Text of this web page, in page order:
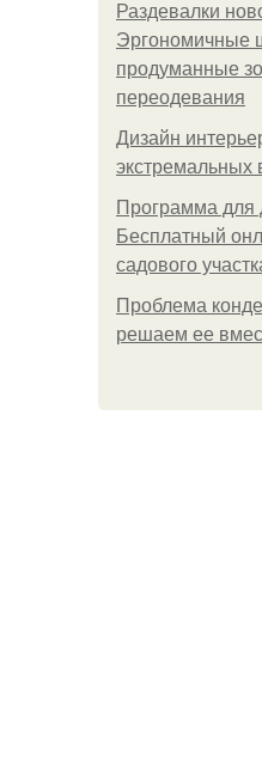
Раздевалки
Эргономичные
продуманные
переодевания
Дизайн
экстремальных
Программа для
Бесплатный
садового
Проблема
решаем ее